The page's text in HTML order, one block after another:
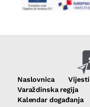
Naslovnica Vijesti
Varaždinska regija
Kalendar događanja